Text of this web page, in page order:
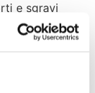
e sgravi
Silvestroni